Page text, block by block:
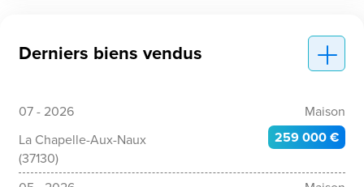
Derniers biens vendus
07 - 2026
Maison
La Chapelle-Aux-Naux
(37130)
259 000 €